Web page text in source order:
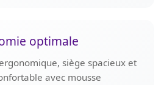
optimale
siège spacieux et
avec mousse